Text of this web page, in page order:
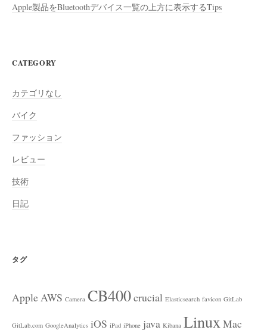
Apple製品をBluetoothデバイス一覧の上方に表示するTips
CATEGORY
カテゴリなし
バイク
ファッション
レビュー
技術
日記
タグ
AppleAWS Camera CB400crucial Elasticsearch favicon GitLab
GitLab.com GoogleAnalytics iOS iPad iPhone java Kibana Linux Mac